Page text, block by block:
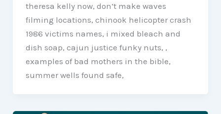
theresa kelly now, don’t make waves
filming locations, chinook helicopter crash
1986 victims names, i mixed bleach and
dish soap, cajun justice funky nuts, ,
examples of bad mothers in the bible,
summer wells found safe,